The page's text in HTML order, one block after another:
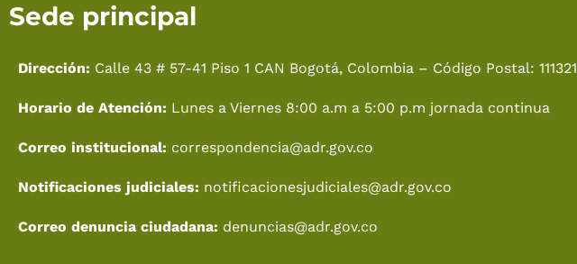
b
o
k
t
o
k
t
a
g
Sede principal
Dirección: Calle 43 # 57-41 Piso 1 CAN Bogotá, Colombia – Código Postal: 111321
Horario de Atención: Lunes a Viernes 8:00 a.m a 5:00 p.m jornada continua
Correo institucional: correspondencia@adr.gov.co
Notificaciones judiciales: notificacionesjudiciales@adr.gov.co
Correo denuncia ciudadana: denuncias@adr.gov.co